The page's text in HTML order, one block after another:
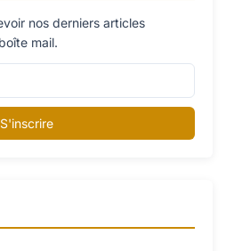
nos derniers articles
mail.
S'inscrire